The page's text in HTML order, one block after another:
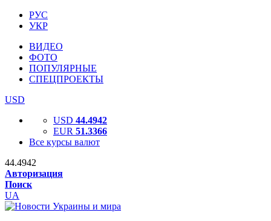
РУС
УКР
ВИДЕО
ФОТО
ПОПУЛЯРНЫЕ
СПЕЦПРОЕКТЫ
USD
USD 44.4942
EUR 51.3366
Все курсы валют
44.4942
Авторизация
Поиск
UA